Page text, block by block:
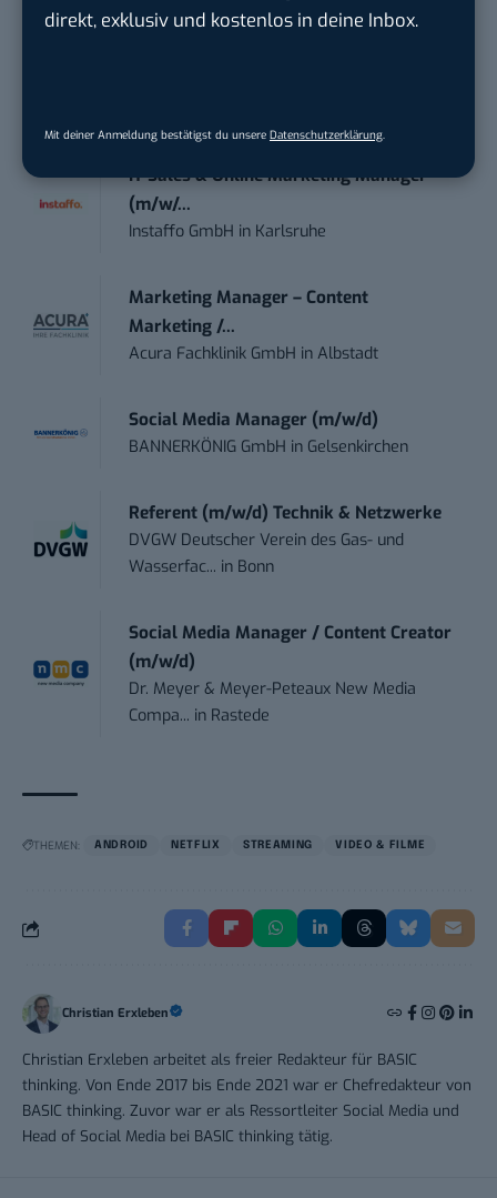
direkt, exklusiv und kostenlos in deine Inbox.
Mit deiner Anmeldung bestätigst du unsere Datenschutzerklärung.
Content Marketing Specialist Product &
IT Sales & Online Marketing Manager
(m/w/...
Instaffo GmbH in Karlsruhe
Marketing Manager – Content
Marketing /...
Acura Fachklinik GmbH inAlbstadt
Social Media Manager (m/w/d)
BANNERKÖNIG GmbH in Gelsenkirchen
Referent (m/w/d) Technik & Netzwerke
DVGW Deutscher Verein des Gas- und
Wasserfac... in Bonn
Social Media Manager / Content Creator
(m/w/d)
Dr. Meyer & Meyer-Peteaux New Media
Compa... in Rastede
THEMEN: ANDROID NETFLIX STREAMING VIDEO & FILME
Christian Erxleben
Christian Erxleben arbeitet als freier Redakteur für BASIC
thinking. Von Ende 2017 bis Ende 2021 war er Chefredakteur von
BASIC thinking. Zuvor war er als Ressortleiter Social Media und
Head of Social Media bei BASIC thinking tätig.